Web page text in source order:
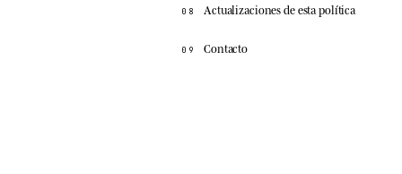
08 Actualizaciones de esta política
09 Contacto